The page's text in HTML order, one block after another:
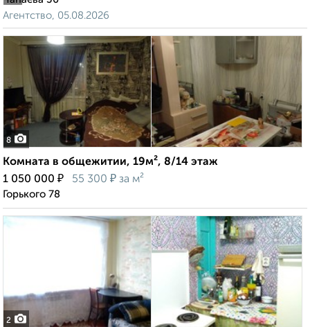
Агентство, 05.08.2026
8
Комната в общежитии, 19м², 8/14 этаж
1 050 000 ₽ 55 300 ₽ за м²
Горького 78
2